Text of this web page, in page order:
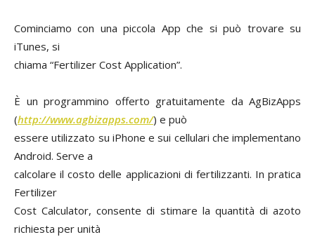
Cominciamo con una piccola App che si può trovare su
iTunes, si
chiama “Fertilizer Cost Application”.
È un programmino offerto gratuitamente da AgBizApps
(http://www.agbizapps.com/) e può
essere utilizzato su iPhone e sui cellulari che implementano
Android. Serve a
calcolare il costo delle applicazioni di fertilizzanti. In pratica
Fertilizer
Cost Calculator, consente di stimare la quantità di azoto
richiesta per unità